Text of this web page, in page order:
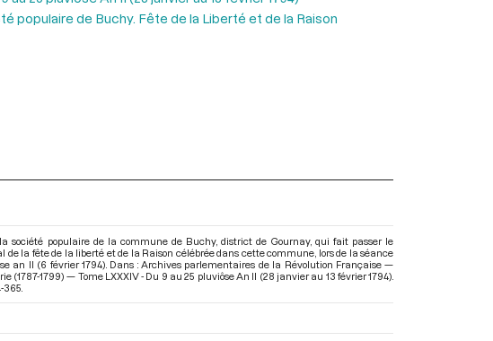
populaire de Buchy. Fête de la Liberté et de la Raison
société populaire de la commune de Buchy, district de Gournay, qui fait passer le
de la fête de la liberté et de la Raison célébrée dans cette commune, lors de la séance
an II (6 février 1794). Dans : Archives parlementaires de la Révolution Française —
(1787-1799) — Tome LXXXIV - Du 9 au 25 pluviôse An II (28 janvier au 13 février 1794)
365.